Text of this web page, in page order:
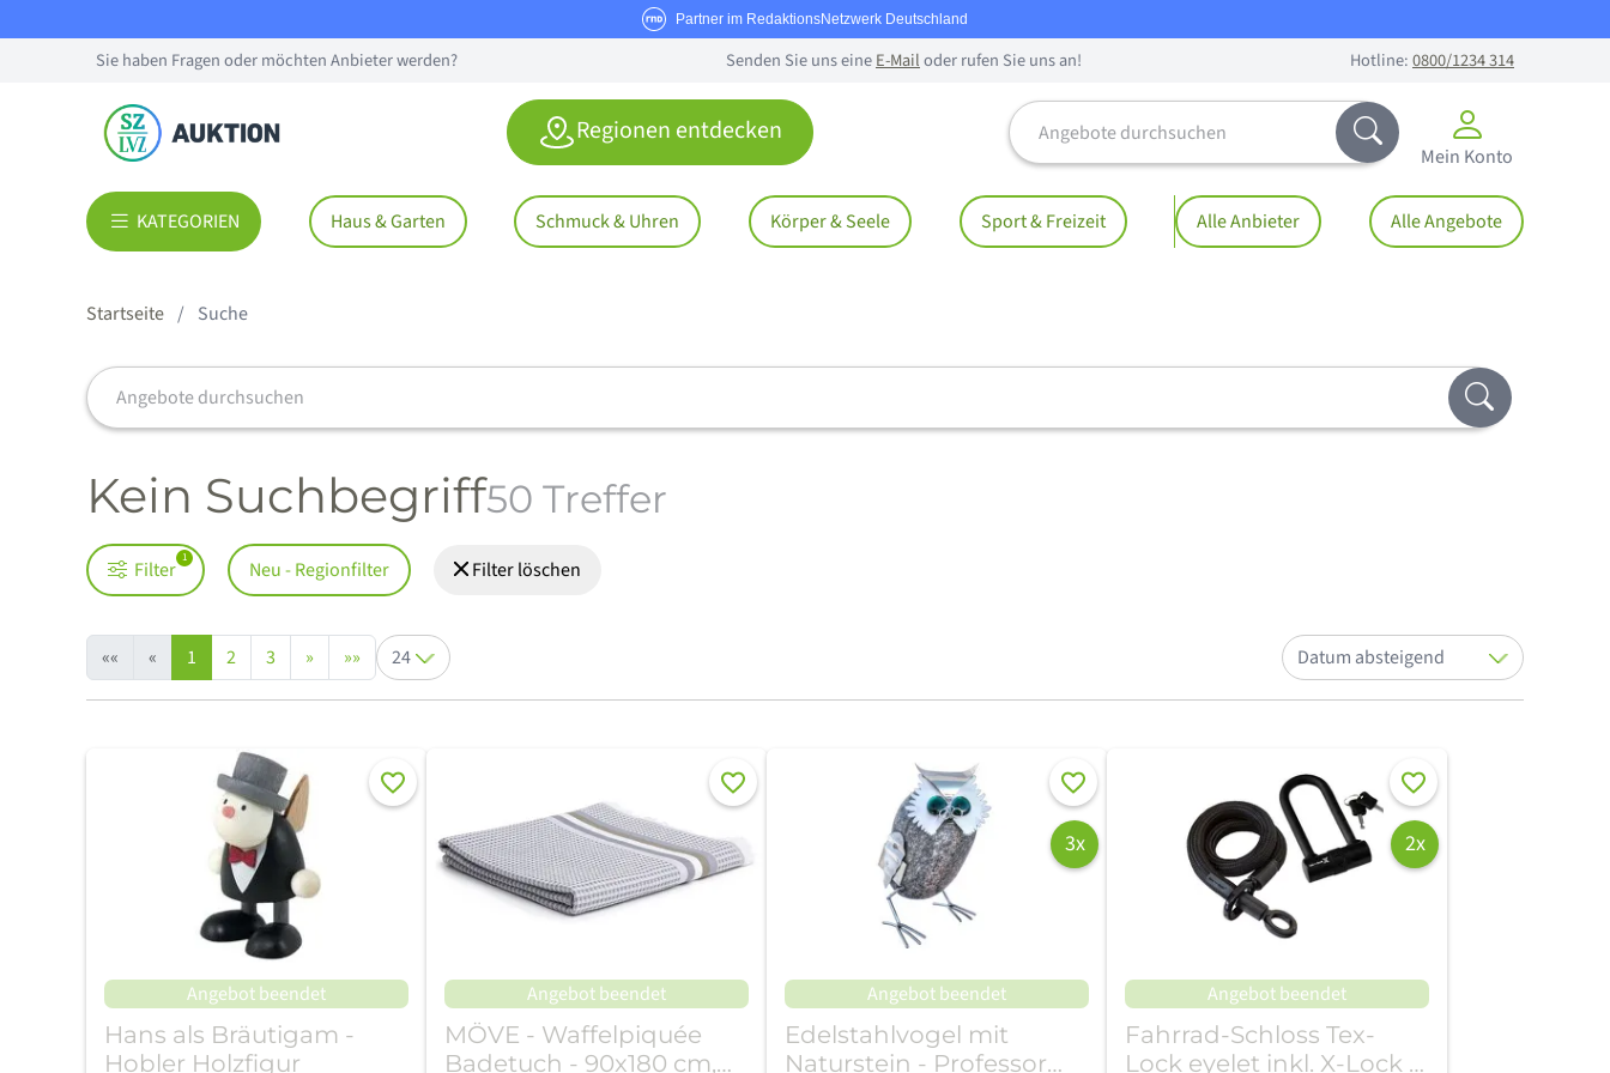
Partner im RedaktionsNetzwerk Deutschland
Sie haben Fragen oder möchten Anbieter werden? Senden Sie uns eineE-Mailoder rufen Sie uns an! Hotline:0800/1234 314
Regionen entdecken
Angebote durchsuchen
Abschicken
Mein Konto
KATEGORIEN Haus & Garten Schmuck & Uhren Körper & Seele Sport & Freizeit Alle Anbieter Alle Angebote
Startseite Suche
Artikel und Produkte suchen Abschicken
Kein Suchbegriff50 Treffer
Filter Neu - Regionfilter Filter löschen
«« « 1 2 3 » »» Artikel pro Seite Sortieren nach:
Merken
Angebot beendet
Hans als Bräutigam -
Hobler Holzfigur
Merken
Angebot beendet
MÖVE - Waffelpiquée
Badetuch - 90x180 cm,
Merken
3x
Angebot beendet
Edelstahlvogel mit
Naturstein - Professor
Merken
2x
Angebot beendet
Fahrrad-Schloss Tex-
Lock eyelet inkl. X-Lock -